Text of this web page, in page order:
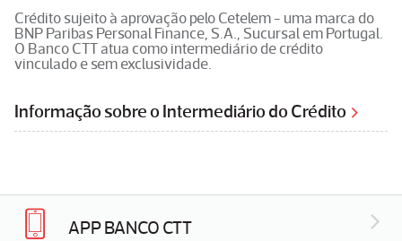
Crédito sujeito à aprovação pelo Cetelem - uma marca do
BNP Paribas Personal Finance, S.A., Sucursal em Portugal.
O Banco CTT atua como intermediário de crédito
vinculado e sem exclusividade.
Informação sobre o Intermediário do Crédito
APP BANCO CTT